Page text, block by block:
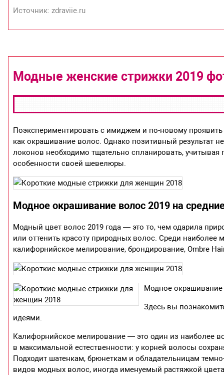
Источник: zdraviie.ru
Модные женские стрижки 2019
Поэкспериментировать с имиджем и по-новому
как окрашивание волос. Однако позитивный результат
локонов необходимо тщательно спланировать,
особенности своей шевелюры.
Модное окрашивание волос 2019 на
Модный цвет волос 2019 года — это то, чем одарила
или оттенить красоту природных волос. Среди
калифорнийское мелирование, брондирование, Ombre
Модное окрашивание
Здесь вы
идеями.
Калифорнийское мелирование — это один из наиболее
в максимальной естественности: у корней волосы
Подходит шатенкам, брюнеткам и обладательницам
видов модных волос, иногда именуемый растяжкой